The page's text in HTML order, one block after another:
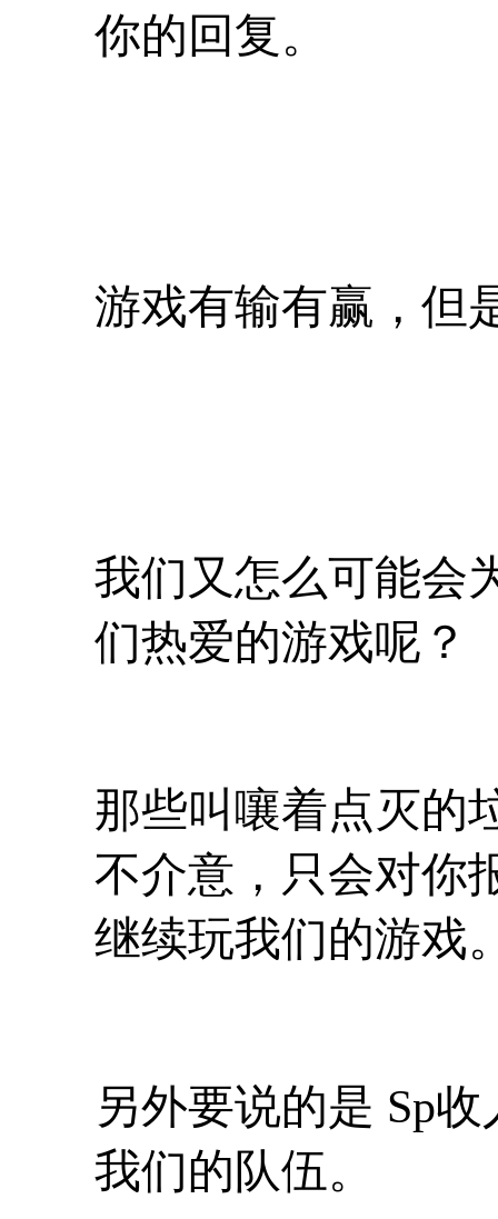
你的回复。
游戏有输有赢，但
我们又怎么可能会
们热爱的游戏呢？
那些叫嚷着点灭的
不介意，只会对你
继续玩我们的游戏
另外要说的是 Sp
我们的队伍。